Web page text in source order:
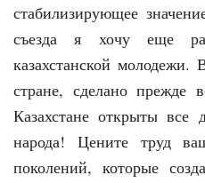
стабилизирующее
съезда я хочу еще
казахстанской
стране, сделано прежде
Казахстане открыты все
народа! Цените труд
поколений, которые